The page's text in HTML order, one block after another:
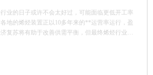
业的日子或许不会太好过，可能面临更低开工率
地的烯烃装置正以10多年来的**运营率运行，盈
复苏将有助于改善供需平衡，但最终烯烃行业需